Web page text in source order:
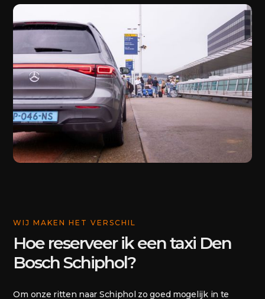
Om onze ritten naar Schiphol zo goed mogelijk in te
WIJ MAKEN HET VERSCHIL
Hoe reserveer ik een taxi Den
Bosch Schiphol?